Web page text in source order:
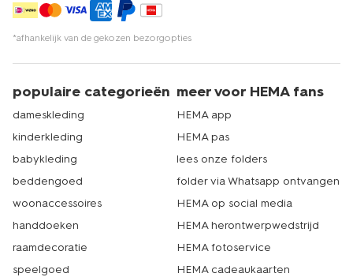
*afhankelijk van de gekozen bezorgopties
populaire categorieën
dameskleding
kinderkleding
babykleding
beddengoed
woonaccessoires
handdoeken
raamdecoratie
speelgoed
meer voor HEMA fans
HEMA app
HEMA pas
lees onze folders
folder via Whatsapp ontvangen
HEMA op social media
HEMA herontwerpwedstrijd
HEMA fotoservice
HEMA cadeaukaarten